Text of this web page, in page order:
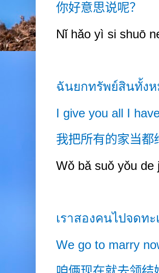
你好意思说呢？
Nǐ hǎo yì si shuō
ฉันยกทรัพย์สินทั้ง
I give you all I
我把所有的家当都
Wǒ bǎ suǒ yǒu de
เราสองคนไปจดท
We go to marry